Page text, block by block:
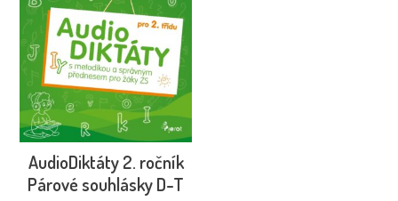
AudioDiktáty 2. ročník
Párové souhlásky D-T